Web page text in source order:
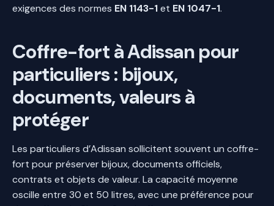
exigences des normes EN 1143-1et EN 1047-1.
Coffre-fort à Adissan pour
particuliers : bijoux,
documents, valeurs à
protéger
Les particuliers d’Adissan sollicitent souvent un coffre-
fort pour préserver bijoux, documents officiels,
contrats et objets de valeur. La capacité moyenne
oscille entre 30 et 50 litres, avec une préférence pour